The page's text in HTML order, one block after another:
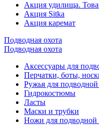
Акция удилища.
Акция Sitka
Акция каремат
Подводная охота
Подводная охота
Аксессуары для
Перчатки, боты,
Ружья для
Гидрокостюмы
Ласты
Маски и трубки
Ножи для подводной